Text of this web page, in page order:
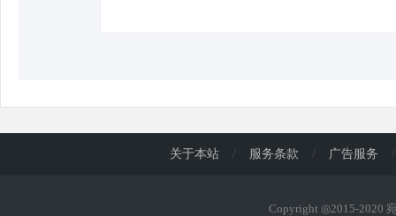
关于本站 / 服务条款 / 广告服务 /
Copyright ◎2015-2020